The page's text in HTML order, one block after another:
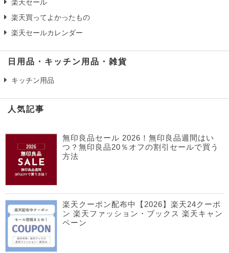
楽天セール
楽天買ってよかったもの
楽天セールカレンダー
日用品・キッチン用品・雑貨
キッチン用品
人気記事
無印良品セール 2026！無印良品週間はい
つ？無印良品20％オフの割引セールで買う
方法
楽天クーポン配布中【2026】楽天24クーポ
ン 楽天ファッション・ブックス 楽天キャン
ペーン